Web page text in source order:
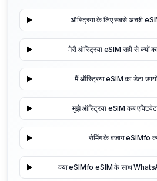
ऑस्ट्रिया के लिए सबसे अच्छी
मेरी ऑस्ट्रिया eSIM सही से क्यों
मैं ऑस्ट्रिया eSIM का डेटा
मुझे ऑस्ट्रिया eSIM कब एक्टिवेट
रोमिंग के बजाय eSIMfo
क्या eSIMfo eSIM के साथ